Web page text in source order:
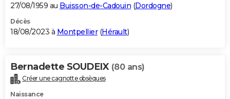
27/08/1959 au Buisson-de-Cadouin (Dordogne)
Décès
18/08/2023 à Montpellier(Hérault)
Bernadette SOUDEIX (80 ans)
Créer une cagnotte obsèques
Naissance